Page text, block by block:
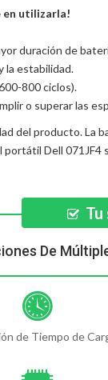
en utilizarla!
duración de
la estabilidad.
800 ciclos).
o superar las
del producto. La
portátil Dell 071JF4
De
de Tiempo de